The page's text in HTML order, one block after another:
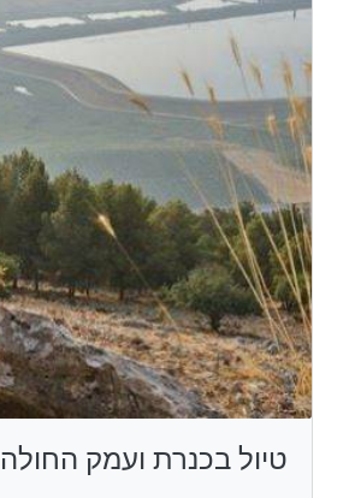
טיול בכנרת ועמק החולה